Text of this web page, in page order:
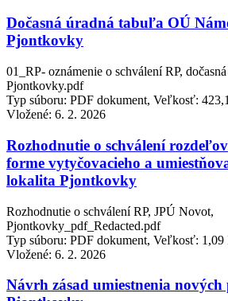
Dočasná úradná tabuľa OÚ
Pjontkovky
01_RP- oznámenie o schválení RP,
Pjontkovky.pdf
Typ súboru: PDF dokument, Veľkosť:
Vložené: 6. 2. 2026
Rozhodnutie o schválení
forme vytyčovacieho a
lokalita Pjontkovky
Rozhodnutie o schválení RP, JPÚ Novot,
Pjontkovky_pdf_Redacted.pdf
Typ súboru: PDF dokument, Veľkosť: 1,09
Vložené: 6. 2. 2026
Návrh zásad umiestnenia